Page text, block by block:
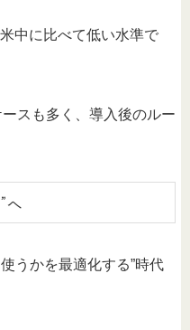
中に比べて低い水準で
スも多く、導入後のルー
へ
うかを最適化する”時代